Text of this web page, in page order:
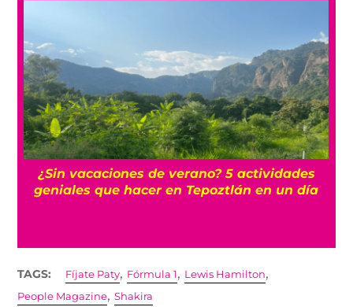
¿Sin vacaciones de verano? 5 actividades
geniales que hacer en Tepoztlán en un día
TAGS: Fíjate Paty, Fórmula 1, Lewis Hamilton,
People Magazine,Shakira